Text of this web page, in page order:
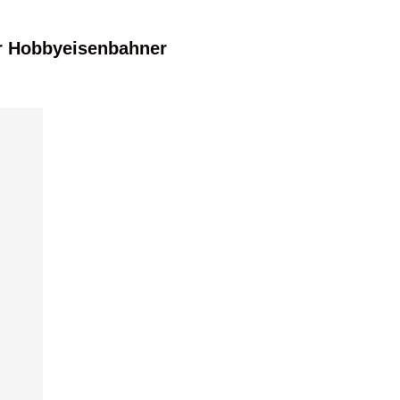
Hobbyeisenbahner